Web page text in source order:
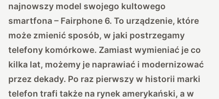
najnowszy model swojego kultowego
smartfona – Fairphone 6. To urządzenie, które
może zmienić sposób, w jaki postrzegamy
telefony komórkowe. Zamiast wymieniać je co
kilka lat, możemy je naprawiać i modernizować
przez dekady. Po raz pierwszy w historii marki
telefon trafi także na rynek amerykański, a w